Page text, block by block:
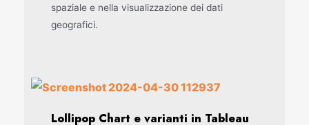
spaziale e nella visualizzazione dei dati
geografici.
Lollipop Chart e varianti in Tableau